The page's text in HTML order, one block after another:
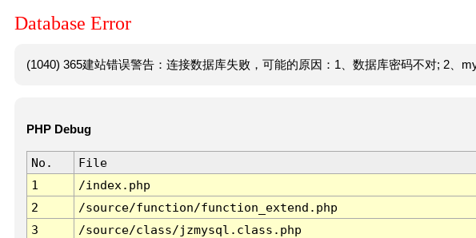
Database Error
(1040) 365建站错误警告：连接数据库失败，可能的原因：1、数据库密码不对; 2、
PHP Debug
No. File
1
/index.php
2
/source/function/function_extend.php
3
/source/class/jzmysql.class.php